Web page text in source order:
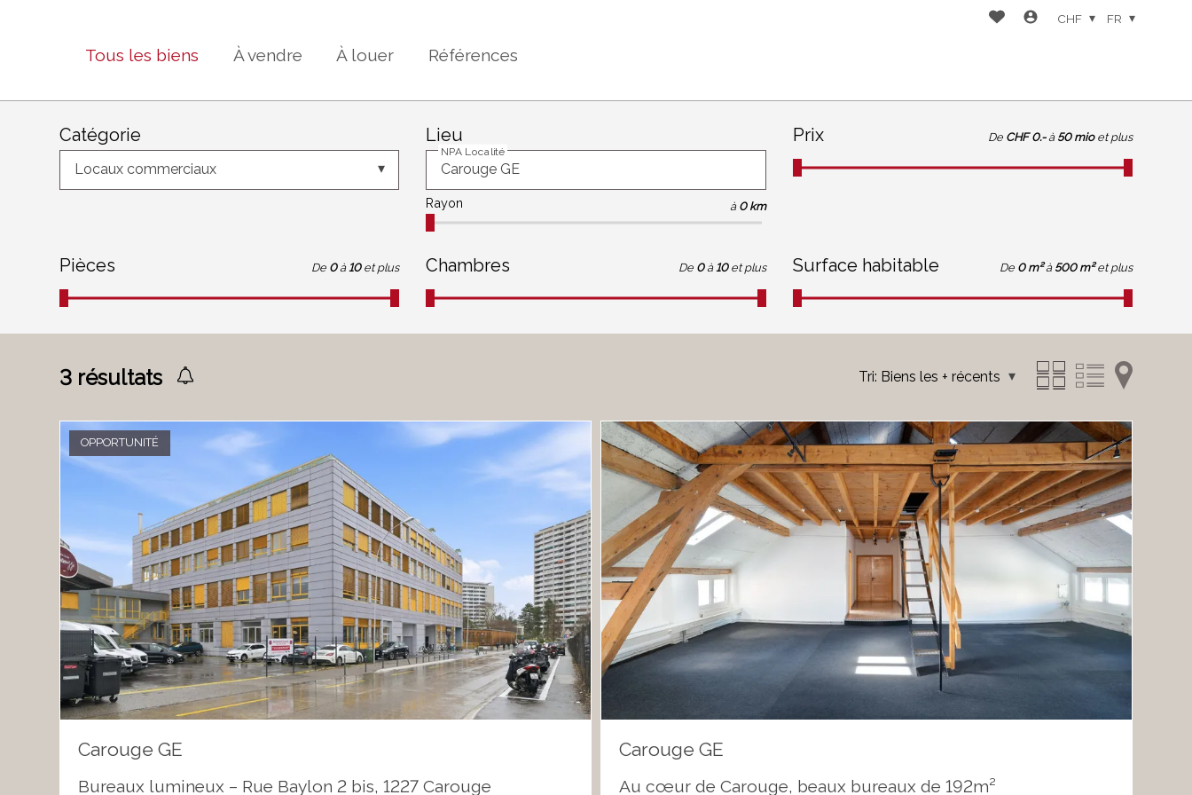
Tous les biens À vendre À louer Références
CHF FR
Catégorie
Locaux commerciaux
Lieu
NPA Localité
Rayon à 0 km
Prix De CHF 0.- à 50 mio et plus
Pièces De 0 à 10 et plus Chambres De 0 à 10 et plus Surface habitable De 0 m² à 500 m² et plus
3 résultats Tri: Biens les + récents
OPPORTUNITÉ
Carouge GE
Bureaux lumineux – Rue Baylon 2 bis, 1227 Carouge
Carouge GE
Au cœur de Carouge, beaux bureaux de 192m²